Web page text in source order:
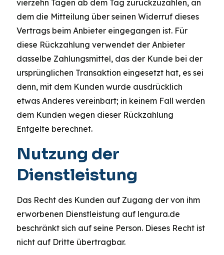
vierzehn Tagen ab dem Tag zurückzuzahlen, an
dem die Mitteilung über seinen Widerruf dieses
Vertrags beim Anbieter eingegangen ist. Für
diese Rückzahlung verwendet der Anbieter
dasselbe Zahlungsmittel, das der Kunde bei der
ursprünglichen Transaktion eingesetzt hat, es sei
denn, mit dem Kunden wurde ausdrücklich
etwas Anderes vereinbart; in keinem Fall werden
dem Kunden wegen dieser Rückzahlung
Entgelte berechnet.
Nutzung der
Dienstleistung
Das Recht des Kunden auf Zugang der von ihm
erworbenen Dienstleistung auf lengura.de
beschränkt sich auf seine Person. Dieses Recht ist
nicht auf Dritte übertragbar.